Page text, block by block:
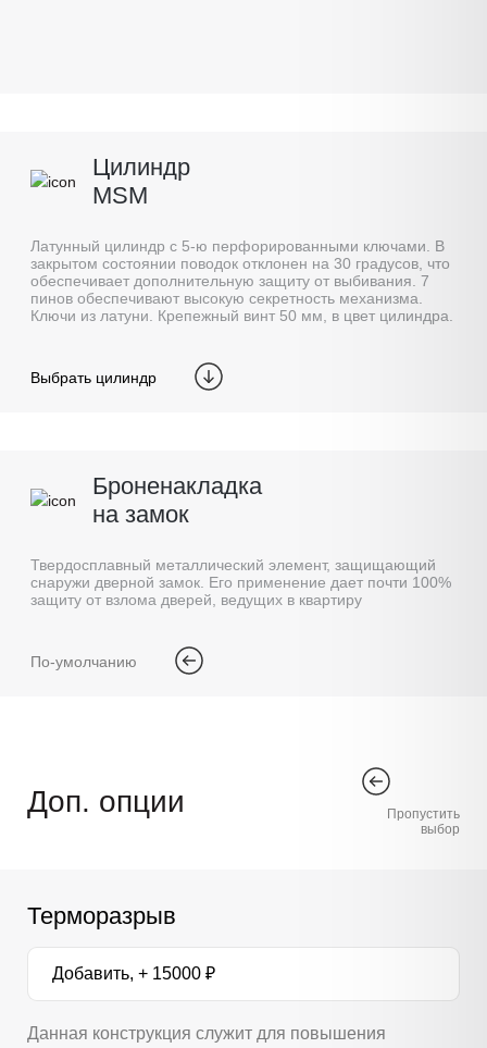
Цилиндр
MSM
Латунный цилиндр с 5-ю перфорированными ключами. В
закрытом состоянии поводок отклонен на 30 градусов, что
обеспечивает дополнительную защиту от выбивания. 7
пинов обеспечивают высокую секретность механизма.
Ключи из латуни. Крепежный винт 50 мм, в цвет цилиндра.
Выбрать цилиндр
Броненакладка
на замок
Твердосплавный металлический элемент, защищающий
снаружи дверной замок. Его применение дает почти 100%
защиту от взлома дверей, ведущих в квартиру
По-умолчанию
Доп. опции
Пропустить
выбор
Терморазрыв
Добавить, + 15000 ₽
Данная конструкция служит для повышения